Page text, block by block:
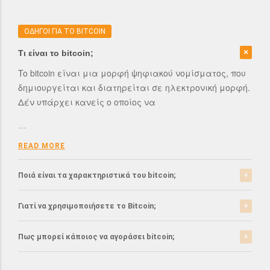
ΟΔΗΓΟΙ ΓΙΑ ΤΟ BITCOIN
Τι είναι το bitcoin;
To bitcoin είναι μια μορφή ψηφιακού νομίσματος, που
δημιουργείται και διατηρείται σε ηλεκτρονική μορφή.
Δέν υπάρχει κανείς ο οποίος να
READ MORE
Ποιά είναι τα χαρακτηριστικά του bitcoin;
Το bitcoin έχει αρκετά σημαντικά χαρακτηριστικά που
το ξεχωρίζουν από τα ελεγχόμενα-από-κυβερνήσεις
νομίσματα.
READ MORE
Γιατί να χρησιμοποιήσετε το Bitcoin;
Το bitcoin είναι μια σχετικά νέα μορφή νομίσματος, η
οποία τώρα αρχίζει να γίνεται αποδεκτή από μιά
μεγάλη μερίδα του
Πως μπορεί κάποιος να αγοράσει bitcoin;
Μπορείτε να αγοράσετε bitcoin είτε από τα